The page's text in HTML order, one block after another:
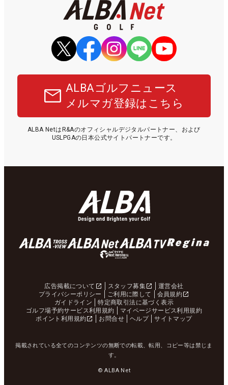
ALBAゴルフニュース
メルマガ登録はこちら
ALBA NetはR&Aのオフィシャルデジタルパートナー、および
USLPGAの日本公式サイトパートナーです。
広告掲載について スタッフ募集
運営会社
プライバシーポリシー
ご利用に際して
会員規約
ガイドライン
特定商取引法に基づく表示
ゴルフ場予約サービス利用規約
マイページサービス利用規約
ポイント利用規約
お問合せ ヘルプ サイトマップ
掲載されている全てのコンテンツの無断での転載、転用、コピー等は禁じま
す。
© ALBA Net